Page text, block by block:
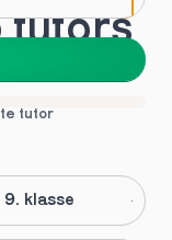
tutor
9. klasse
tutors